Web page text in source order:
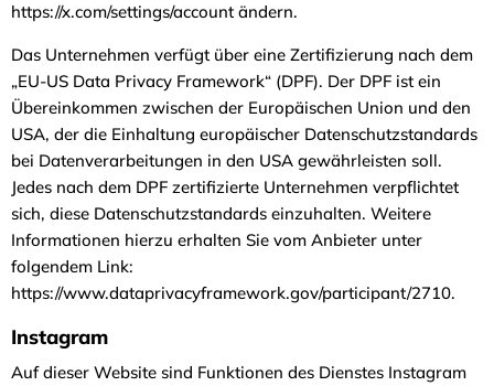
https://x.com/settings/account ändern.
Das Unternehmen verfügt über eine Zertifizierung nach dem
„EU-US Data Privacy Framework“ (DPF). Der DPF ist ein
Übereinkommen zwischen der Europäischen Union und den
USA, der die Einhaltung europäischer Datenschutzstandards
bei Datenverarbeitungen in den USA gewährleisten soll.
Jedes nach dem DPF zertifizierte Unternehmen verpflichtet
sich, diese Datenschutzstandards einzuhalten. Weitere
Informationen hierzu erhalten Sie vom Anbieter unter
folgendem Link:
https://www.dataprivacyframework.gov/participant/2710.
Instagram
Auf dieser Website sind Funktionen des Dienstes Instagram